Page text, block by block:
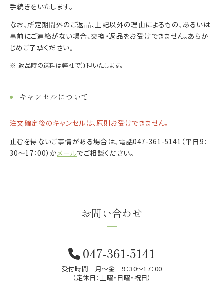
手続きをいたします。
なお、所定期間外のご返品、上記以外の理由によるもの、あるいは
事前にご連絡がない場合、交換・返品をお受けできません。あらか
じめご了承ください。
返品時の送料は弊社で負担いたします。
キャンセルについて
注文確定後のキャンセルは、原則お受けできません。
止むを得ないご事情がある場合は、電話047-361-5141 （平日9：
30～17：00）かメールでご相談ください。
お問い合わせ
047-361-5141
受付時間 月～金 9：30～17：00
（定休日：土曜・日曜・祝日）